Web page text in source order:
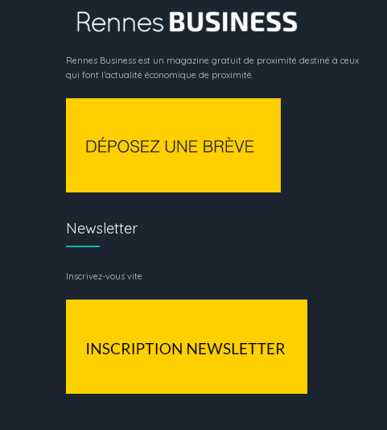
Rennes Business est un magazine gratuit de proximité destiné à ceux
qui font l’actualité économique de proximité.
Newsletter
Inscrivez-vous vite